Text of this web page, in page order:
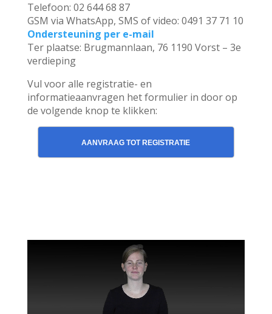
Telefoon: 02 644 68 87
GSM via WhatsApp, SMS of video: 0491 37 71 10
Ondersteuning per e-mail
Ter plaatse: Brugmannlaan, 76 1190 Vorst – 3e
verdieping
Vul voor alle registratie- en
informatieaanvragen het formulier in door op
de volgende knop te klikken:
AANVRAAG TOT REGISTRATIE